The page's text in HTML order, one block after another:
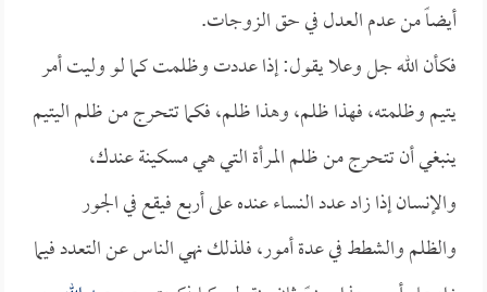
أيضاً من عدم العدل في حق الزوجات.
فكأن الله جل وعلا يقول: إذا عددت وظلمت كما لو وليت أمر
يتيم وظلمته، فهذا ظلم، وهذا ظلم، فكما تتحرج من ظلم اليتيم
ينبغي أن تتحرج من ظلم المرأة التي هي مسكينة عندك،
والإنسان إذا زاد عدد النساء عنده على أربع فيقع في الجور
والظلم والشطط في عدة أمور، فلذلك نهي الناس عن التعدد فيما